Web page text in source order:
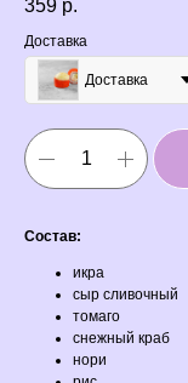
359 р.
Доставка
Доставка
Состав:
икра
сыр сливочный
томаго
снежный краб
нори